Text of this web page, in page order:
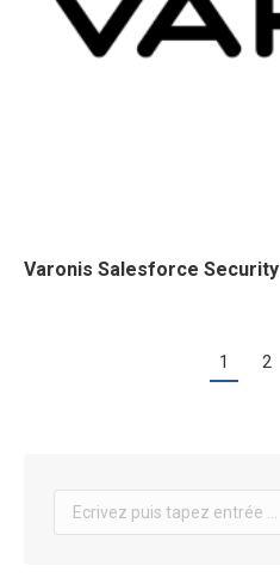
Varonis Salesforce Security
1 2
Search: